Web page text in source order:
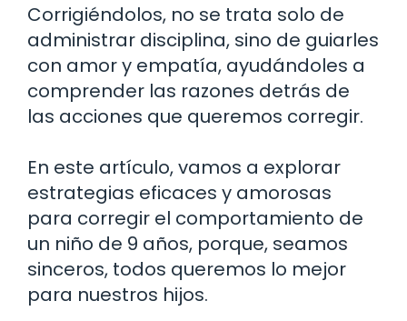
Corrigiéndolos, no se trata solo de
administrar disciplina, sino de guiarles
con amor y empatía, ayudándoles a
comprender las razones detrás de
las acciones que queremos corregir.
En este artículo, vamos a explorar
estrategias eficaces y amorosas
para corregir el comportamiento de
un niño de 9 años, porque, seamos
sinceros, todos queremos lo mejor
para nuestros hijos.